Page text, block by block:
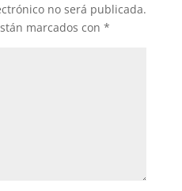
no será publicada.
marcados con *